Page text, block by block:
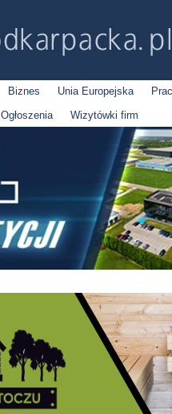
Biznes Unia Europejska
Ogłoszenia Wizytówki firm